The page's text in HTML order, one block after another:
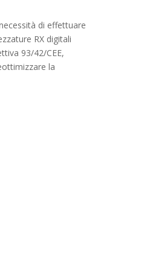
di effettuare
RX digitali
93/42/CEE,
la